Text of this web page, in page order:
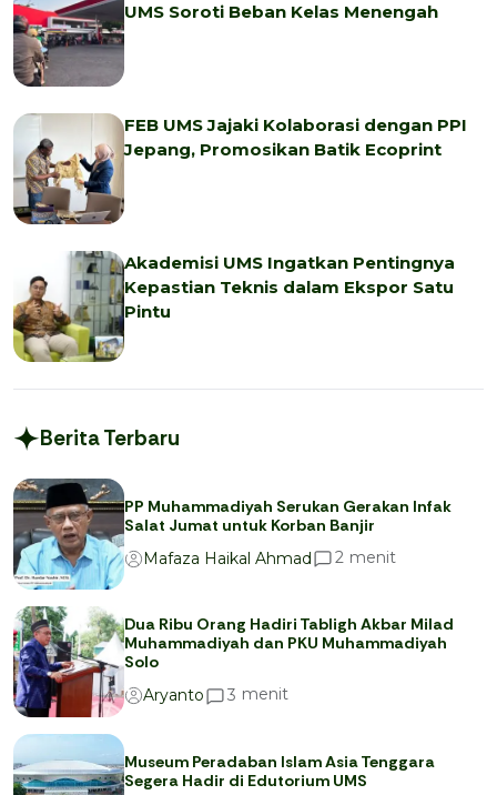
UMS Soroti Beban Kelas Menengah
FEB UMS Jajaki Kolaborasi dengan PPI
Jepang, Promosikan Batik Ecoprint
Akademisi UMS Ingatkan Pentingnya
Kepastian Teknis dalam Ekspor Satu
Pintu
Berita Terbaru
PP Muhammadiyah Serukan Gerakan Infak
Salat Jumat untuk Korban Banjir
Mafaza Haikal Ahmad
2 menit
Dua Ribu Orang Hadiri Tabligh Akbar Milad
Muhammadiyah dan PKU Muhammadiyah
Solo
Aryanto
3 menit
Museum Peradaban Islam Asia Tenggara
Segera Hadir di Edutorium UMS